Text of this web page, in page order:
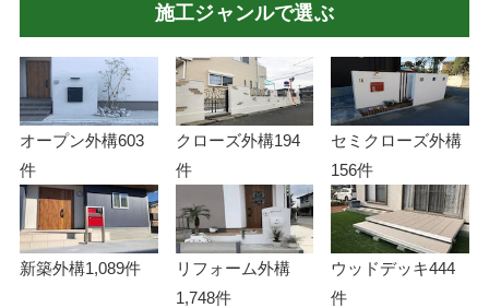
施工ジャンルで選ぶ
オープン外構603
件
クローズ外構194
件
セミクローズ外構
156件
新築外構1,089件
リフォーム外構
1,748件
ウッドデッキ444
件